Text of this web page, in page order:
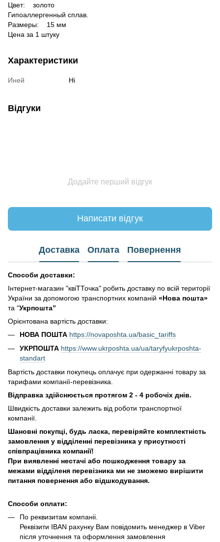
Цвет: золото
Гипоаллергенный сплав.
Размеры:
15 мм
Цена за 1 штуку
Характеристики
Иней Ні
Відгуки
Додайте перший відгук
Написати відгук
Доставка Оплата Повернення
Способи доставки:
Інтернет-магазин "квіТТочка" робить доставку по всій території
України за допомогою транспортних компаній «Нова пошта»
та “Укрпошта”
Орієнтована вартість доставки:
НОВА ПОШТА https://novaposhta.ua/basic_tariffs
УКРПОШТА https://www.ukrposhta.ua/ua/taryfyukrposhta-
standart
Вартість доставки покупець оплачує при одержанні товару за
тарифами компанії-перевізника.
Відправка здійснюється протягом 2 - 4 робочіх днів.
Швидкість доставки залежить від роботи транспортної
компанії.
Шановні покупці, будь ласка, перевіряйте комплектність
замовлення у відділенні перевізника у присутності
співпрацівника компанії!
При виявленні нестачі або пошкодження товару за
межами відділеня перевізника ми не зможемо вирішити
питання повернення або відшкодування.
Способи оплати:
По реквизитам компаніі.
Реквізити IBAN рахунку Вам повідомить менеджер в Viber
після уточнення та оформлення замовлення